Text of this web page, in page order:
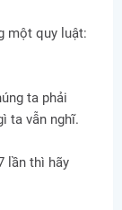
một quy luật:
ta phải
ta vẫn nghĩ.
lần thì hãy